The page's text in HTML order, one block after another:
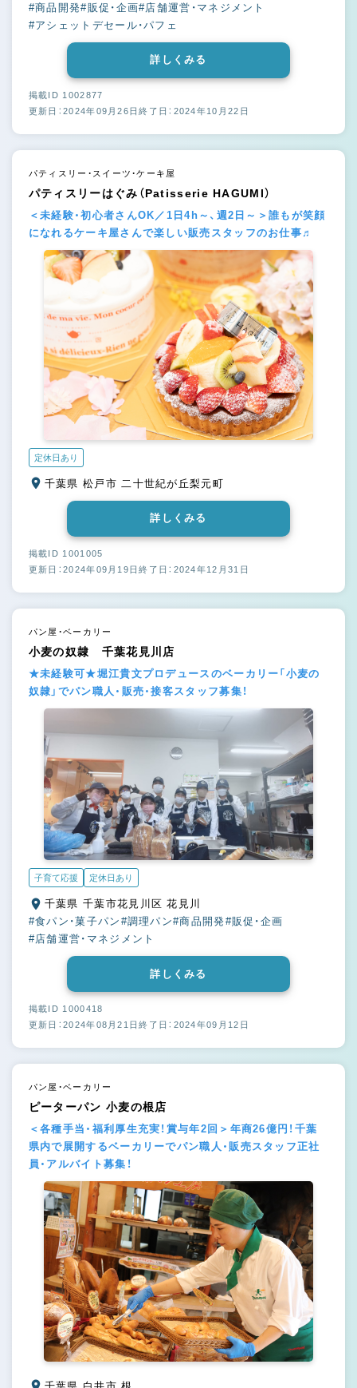
#商品開発#販促・企画#店舗運営・マネジメント
#アシェットデセール・パフェ
詳しくみる
掲載ID 1002877
更新日：2024年09月26日終了日：2024年10月22日
パティスリー・スイーツ・ケーキ屋
パティスリーはぐみ（Patisserie HAGUMI）
＜未経験・初心者さんOK／1日4h～、週2日～＞誰もが笑顔
になれるケーキ屋さんで楽しい販売スタッフのお仕事♬
定休日あり
千葉県 松戸市 二十世紀が丘梨元町
詳しくみる
掲載ID 1001005
更新日：2024年09月19日終了日：2024年12月31日
パン屋・ベーカリー
小麦の奴隷 千葉花見川店
★未経験可★堀江貴文プロデュースのベーカリー「小麦の
奴隷」でパン職人・販売・接客スタッフ募集！
子育て応援 定休日あり
千葉県 千葉市花見川区 花見川
#食パン・菓子パン #調理パン#商品開発#販促・企画
#店舗運営・マネジメント
詳しくみる
掲載ID 1000418
更新日：2024年08月21日終了日：2024年09月12日
パン屋・ベーカリー
ピーターパン 小麦の根店
＜各種手当・福利厚生充実！賞与年2回＞年商26億円！千葉
県内で展開するベーカリーでパン職人・販売スタッフ正社
員・アルバイト募集！